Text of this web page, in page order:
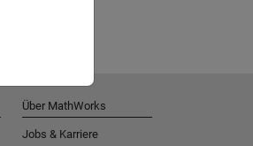
Über MathWorks
Jobs & Karriere